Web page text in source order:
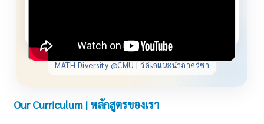
MATH Diversity @CMU | วิดีโอแนะนำภาควิชา
Our Curriculum | หลักสูตรของเรา